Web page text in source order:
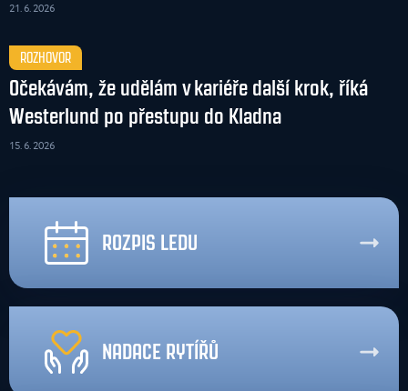
21. 6. 2026
ROZHOVOR
Očekávám, že udělám v kariéře další krok, říká
Westerlund po přestupu do Kladna
15. 6. 2026
ROZPIS LEDU
NADACE RYTÍŘŮ